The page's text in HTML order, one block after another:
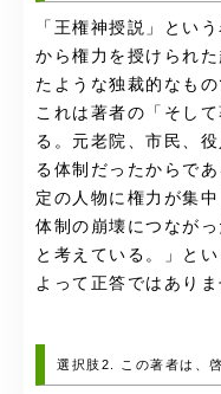
「王権神授説」とい
から権力を授けられ
たような独裁的なもの
これは著者の「そし
る。元老院、市民、
る体制だったからで
定の人物に権力が集
体制の崩壊につなが
と考えている。」と
よって正答ではありま
選択肢2. この著者は、